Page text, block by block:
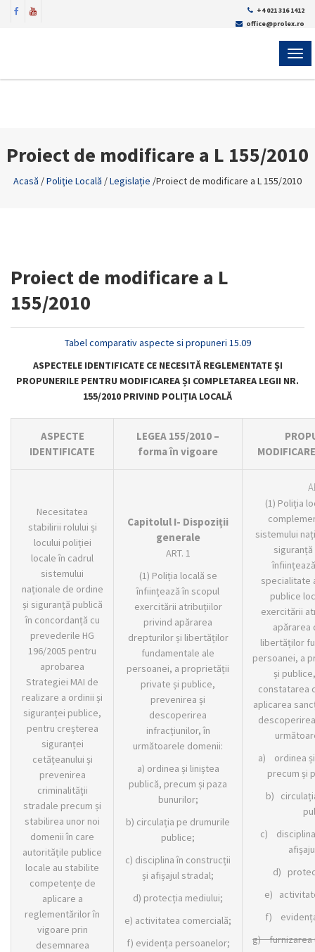
+4 021 316 1412
office@prolex.ro
Proiect de modificare a L 155/2010
Acasă /Poliţie Locală /Legislație /Proiect de modificare a L 155/2010
Proiect de modificare a L
155/2010
Tabel comparativ aspecte si propuneri 15.09
ASPECTELE IDENTIFICATE CE NECESITĂ REGLEMENTATE ȘI
PROPUNERILE PENTRU MODIFICAREA ȘI COMPLETAREA LEGII NR.
155/2010 PRIVIND POLIȚIA LOCALĂ
ASPECTE
IDENTIFICATE
LEGEA 155/2010 –
forma în vigoare
Necesitatea
stabilirii rolului și
locului poliției
locale în cadrul
sistemului
naționale de ordine
și siguranță publică
în concordanță cu
prevederile HG
196/2005 pentru
aprobarea
Strategiei MAI de
realizare a ordinii și
siguranței publice,
pentru creșterea
siguranței
cetățeanului și
prevenirea
criminalității
stradale precum și
stabilirea unor noi
domenii în care
autoritățile publice
locale au stabilite
competențe de
aplicare a
reglementărilor în
vigoare prin
desemnarea
Capitolul I- Dispoziții
generale
ART. 1
(1) Poliția locală se
înființează în scopul
exercitării atribuțiilor
privind apărarea
drepturilor și libertăților
fundamentale ale
persoanei, a proprietății
private și publice,
prevenirea și
descoperirea
infracțiunilor, în
următoarele domenii:
a) ordinea și liniștea
publică, precum și paza
bunurilor;
b) circulația pe drumurile
publice;
c) disciplina în construcții
și afișajul stradal;
d) protecția mediului;
e) activitatea comercială;
f) evidența persoanelor;
(1) Poliția
sistemului
specialitate
publice
exercitării
apărarea
libertăților
persoanei, a
și
constatarea
aplicarea
a) ordinea
precum și
b)
c)
d)
e)
f)
g)